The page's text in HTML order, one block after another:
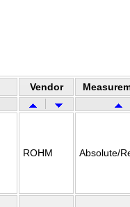
Vendor
ROHM Absolute/